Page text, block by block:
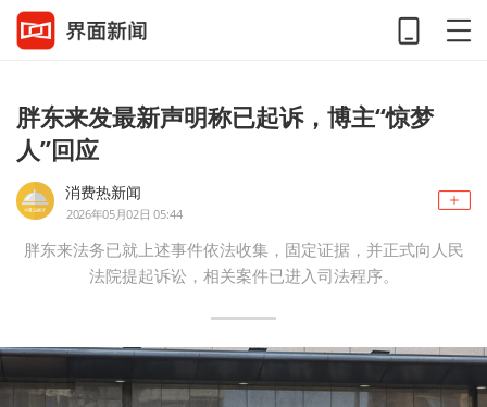
胖东来发最新声明称已起诉，博主“惊梦
人”回应
消费热新闻
2026年05月02日 05:44
胖东来法务已就上述事件依法收集，固定证据，并正式向人民
法院提起诉讼，相关案件已进入司法程序。